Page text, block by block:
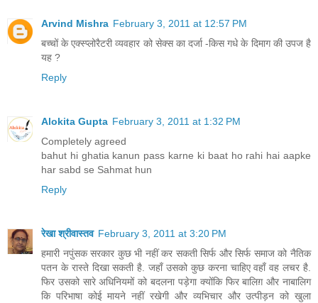
Arvind Mishra February 3, 2011 at 12:57 PM
बच्चों के एक्स्प्लोरैटरी व्यवहार को सेक्स का दर्जा -किस गधे के दिमाग की उपज है
यह ?
Reply
Alokita Gupta February 3, 2011 at 1:32 PM
Completely agreed
bahut hi ghatia kanun pass karne ki baat ho rahi hai aapke
har sabd se Sahmat hun
Reply
रेखा श्रीवास्तव February 3, 2011 at 3:20 PM
हमारी नपुंसक सरकार कुछ भी नहीं कर सकती सिर्फ और सिर्फ समाज को नैतिक
पतन के रास्ते दिखा सकती है. जहाँ उसको कुछ करना चाहिए वहाँ वह लचर है.
फिर उसको सारे अधिनियमों को बदलना पड़ेगा क्योंकि फिर बालिग़ और नाबालिग
कि परिभाषा कोई मायने नहीं रखेगी और व्यभिचार और उत्पीड़न को खुला